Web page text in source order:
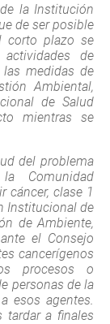
la Institución
de ser posible
corto plazo se
de
medidas de
Ambiental,
de Salud
mientras se
del problema
Comunidad
cáncer, clase 1
Institucional de
de Ambiente,
el Consejo
cancerígenos
procesos o
personas de la
esos agentes.
tardar a finales